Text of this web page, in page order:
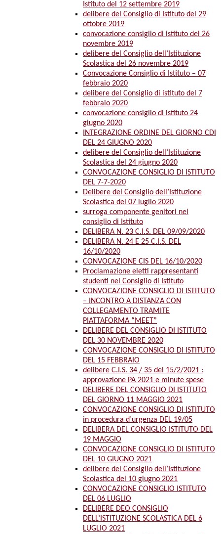
Istituto del 12 settembre 2019
delibere del Consiglio di Istituto del 29
ottobre 2019
convocazione consiglio di istituto del 26
novembre 2019
delibere del Consiglio dell’Istituzione
Scolastica del 26 novembre 2019
Convocazione Consiglio di Istituto – 07
febbraio 2020
delibere del Consiglio di istituto del 7
febbraio 2020
convocazione consiglio di istituto 24
giugno 2020
INTEGRAZIONE ORDINE DEL GIORNO CDI
DEL 24 GIUGNO 2020
delibere del Consiglio dell’Istituzione
Scolastica del 24 giugno 2020
CONVOCAZIONE CONSIGLIO DI ISTITUTO
DEL 7-7-2020
Delibere del Consiglio dell’Istituzione
Scolastica del 07 luglio 2020
surroga componente genitori nel
consiglio di Istituto
DELIBERA N. 23 C.I.S. DEL 09/09/2020
DELIBERA N. 24 E 25 C.I.S. DEL
16/10/2020
CONVOCAZIONE CIS DEL 16/10/2020
Proclamazione eletti rappresentanti
studenti nel Consiglio di Istituto
CONVOCAZIONE CONSIGLIO DI ISTITUTO
– INCONTRO A DISTANZA CON
COLLEGAMENTO TRAMITE
PIATTAFORMA “MEET”
DELIBERE DEL CONSIGLIO DI ISTITUTO
DEL 30 NOVEMBRE 2020
CONVOCAZIONE CONSIGLIO DI ISTITUTO
DEL 15 FEBBRAIO
delibere C.I.S. 34 / 35 del 15/2/2021 :
approvazione PA 2021 e minute spese
DELIBERE DEL CONSIGLIO DI ISTITUTO
DEL GIORNO 11 MAGGIO 2021
CONVOCAZIONE CONSIGLIO DI ISTITUTO
in procedura d’urgenza DEL 19/05
DELIBERA DEL CONSIGLIO ISTITUTO DEL
19 MAGGIO
CONVOCAZIONE CONSIGLIO DI ISTITUTO
DEL 10 GIUGNO 2021
delibere del Consiglio dell’Istituzione
Scolastica del 10 giugno 2021
CONVOCAZIONE CONSIGLIO ISTITUTO
DEL 06 LUGLIO
DELIBERE DEO CONSIGLIO
DELL’ISTITUZIONE SCOLASTICA DEL 6
LUGLIO 2021